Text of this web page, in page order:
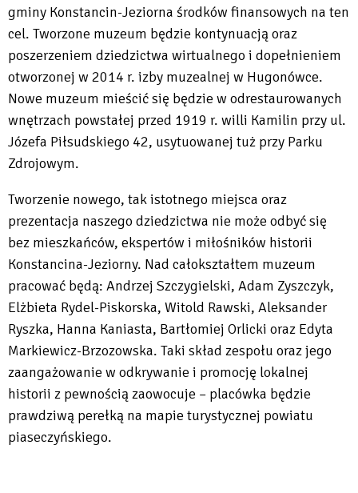
gminy Konstancin-Jeziorna środków finansowych na ten
cel. Tworzone muzeum będzie kontynuacją oraz
poszerzeniem dziedzictwa wirtualnego i dopełnieniem
otworzonej w 2014 r. izby muzealnej w Hugonówce.
Nowe muzeum mieścić się będzie w odrestaurowanych
wnętrzach powstałej przed 1919 r. willi Kamilin przy ul.
Józefa Piłsudskiego 42, usytuowanej tuż przy Parku
Zdrojowym.
Tworzenie nowego, tak istotnego miejsca oraz
prezentacja naszego dziedzictwa nie może odbyć się
bez mieszkańców, ekspertów i miłośników historii
Konstancina-Jeziorny. Nad całokształtem muzeum
pracować będą: Andrzej Szczygielski, Adam Zyszczyk,
Elżbieta Rydel-Piskorska, Witold Rawski, Aleksander
Ryszka, Hanna Kaniasta, Bartłomiej Orlicki oraz Edyta
Markiewicz-Brzozowska. Taki skład zespołu oraz jego
zaangażowanie w odkrywanie i promocję lokalnej
historii z pewnością zaowocuje – placówka będzie
prawdziwą perełką na mapie turystycznej powiatu
piaseczyńskiego.